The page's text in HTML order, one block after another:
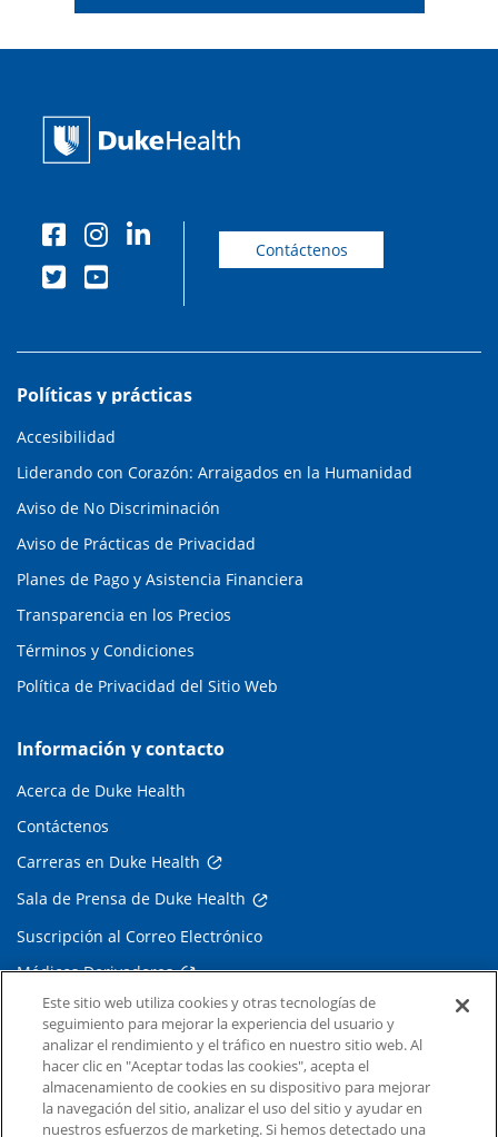
Contáctenos
Políticas y prácticas
Accesibilidad
Liderando con Corazón: Arraigados en la Humanidad
Aviso de No Discriminación
Aviso de Prácticas de Privacidad
Planes de Pago y Asistencia Financiera
Transparencia en los Precios
Términos y Condiciones
Política de Privacidad del Sitio Web
Información y contacto
Acerca de Duke Health
Contáctenos
Carreras en Duke Health
Sala de Prensa de Duke Health
Suscripción al Correo Electrónico
Médicos Derivadores
Enlaces relacionados
Duke Cancer Institute
Duke Children's
Este sitio web utiliza cookies y otras tecnologías de
seguimiento para mejorar la experiencia del usuario y
analizar el rendimiento y el tráfico en nuestro sitio web. Al
hacer clic en "Aceptar todas las cookies", acepta el
almacenamiento de cookies en su dispositivo para mejorar
la navegación del sitio, analizar el uso del sitio y ayudar en
nuestros esfuerzos de marketing. Si hemos detectado una